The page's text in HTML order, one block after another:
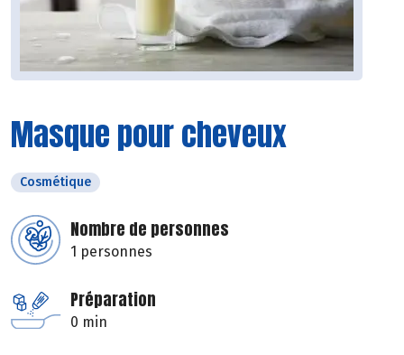
Masque pour cheveux
Cosmétique
Nombre de personnes
1 personnes
Préparation
0 min